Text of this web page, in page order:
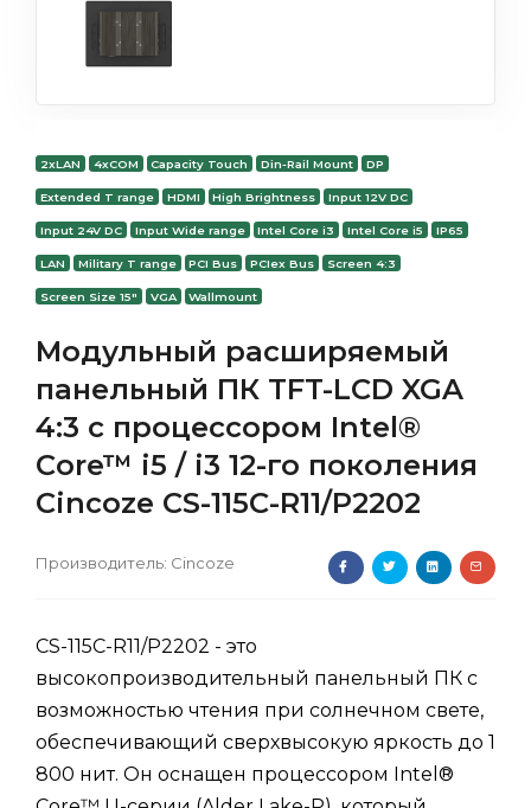
2xLAN 4xCOM Capacity Touch Din-Rail Mount DP
Extended T range HDMI High Brightness Input 12V DC
Input 24V DC Input Wide range Intel Core i3 Intel Core i5 IP65
LAN Military T range PCI Bus PCIex Bus Screen 4:3
Screen Size 15" VGA Wallmount
Модульный расширяемый
панельный ПК TFT-LCD XGA
4:3 с процессором Intel®
Core™ i5 / i3 12-го поколения
Cincoze CS-115C-R11/P2202
Производитель: Cincoze
CS-115C-R11/P2202 - это
высокопроизводительный панельный ПК с
возможностью чтения при солнечном свете,
обеспечивающий сверхвысокую яркость до 1
800 нит. Он оснащен процессором Intel®